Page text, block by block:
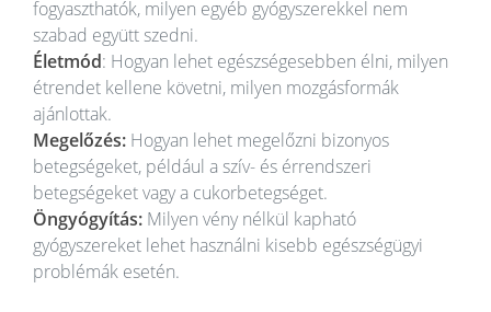
fogyaszthatók, milyen egyéb gyógyszerekkel nem
szabad együtt szedni.
Életmód: Hogyan lehet egészségesebben élni, milyen
étrendet kellene követni, milyen mozgásformák
ajánlottak.
Megelőzés: Hogyan lehet megelőzni bizonyos
betegségeket, például a szív- és érrendszeri
betegségeket vagy a cukorbetegséget.
Öngyógyítás: Milyen vény nélkül kapható
gyógyszereket lehet használni kisebb egészségügyi
problémák esetén.